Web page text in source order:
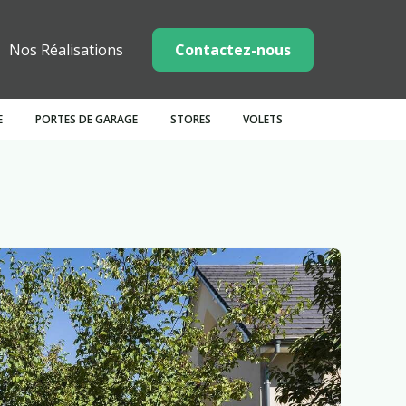
Nos Réalisations Contactez-nous
Treillis
Mixte
Carports
Piliers
Marquises
PORTES DE GARAGE
Latérales
STORES
Moustiquaires
VOLETS
Coulissants